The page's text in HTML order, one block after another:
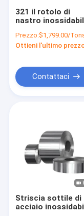
321 il rotolo di
nastro
316l 304 301 ha
spazzolato 2B le
Prezzo:$1,799.00/Tons 1-9
Ottieni l'ultimo
Contattaci
Striscia sottile di
acciaio